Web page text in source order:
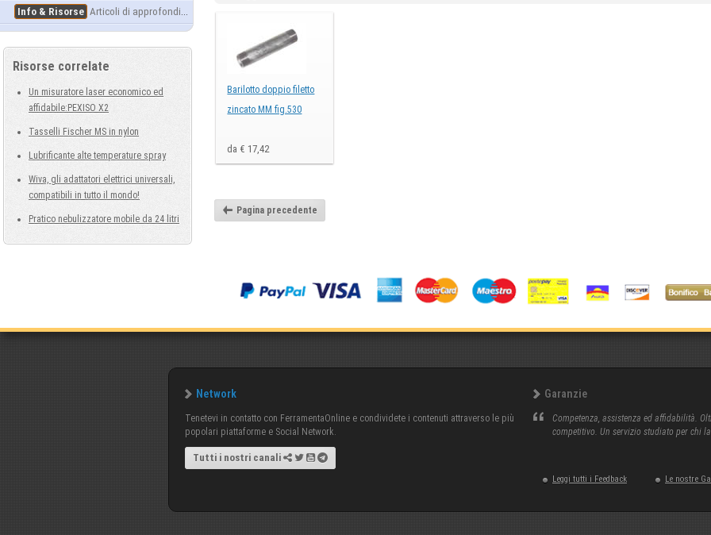
Info & Risorse Articoli di approfondimento
Risorse correlate
Un misuratore laser economico ed
affidabile:PEXISO X2
Tasselli Fischer MS in nylon
Lubrificante alte temperature spray
Wiva, gli adattatori elettrici universali,
compatibili in tutto il mondo!
Pratico nebulizzatore mobile da 24 litri
Barilotto doppio filetto
zincato MM fig.530
da € 17,42
Pagina precedente
Network
Tenetevi in contatto con FerramentaOnline e condividete i contenuti attraverso le più
popolari piattaforme e Social Network.
Tutti i nostri canali
Garanzie
Competenza, assistenza ed affidabilità.
competitivo. Un servizio studiato per chi
Leggi tutti i Feedback Le nostre